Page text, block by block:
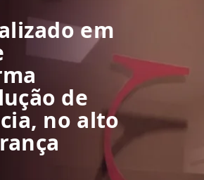
em
de
no alto